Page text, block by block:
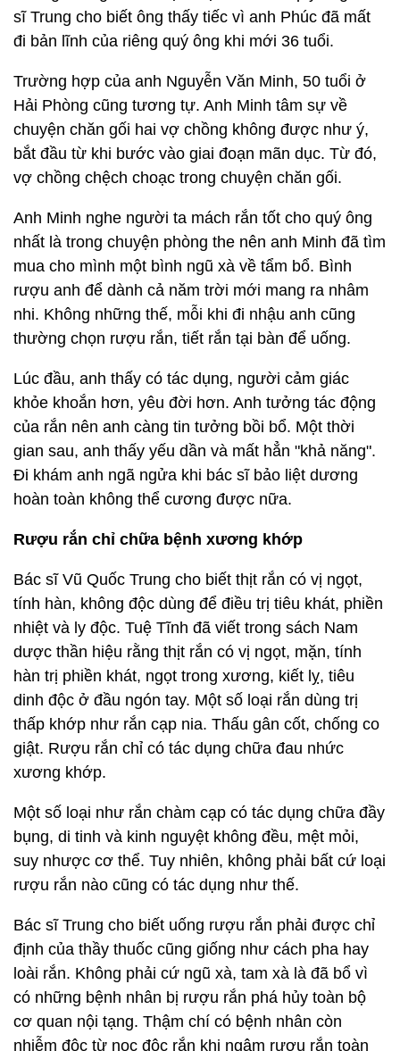
sĩ Trung cho biết ông thấy tiếc vì anh Phúc đã mất
đi bản lĩnh của riêng quý ông khi mới 36 tuổi.
Trường hợp của anh Nguyễn Văn Minh, 50 tuổi ở
Hải Phòng cũng tương tự. Anh Minh tâm sự về
chuyện chăn gối hai vợ chồng không được như ý,
bắt đầu từ khi bước vào giai đoạn mãn dục. Từ đó,
vợ chồng chệch choạc trong chuyện chăn gối.
Anh Minh nghe người ta mách rắn tốt cho quý ông
nhất là trong chuyện phòng the nên anh Minh đã tìm
mua cho mình một bình ngũ xà về tẩm bổ. Bình
rượu anh để dành cả năm trời mới mang ra nhâm
nhi. Không những thế, mỗi khi đi nhậu anh cũng
thường chọn rượu rắn, tiết rắn tại bàn để uống.
Lúc đầu, anh thấy có tác dụng, người cảm giác
khỏe khoắn hơn, yêu đời hơn. Anh tưởng tác động
của rắn nên anh càng tin tưởng bồi bổ. Một thời
gian sau, anh thấy yếu dần và mất hẳn "khả năng".
Đi khám anh ngã ngửa khi bác sĩ bảo liệt dương
hoàn toàn không thể cương được nữa.
Rượu rắn chỉ chữa bệnh xương khớp
Bác sĩ Vũ Quốc Trung cho biết thịt rắn có vị ngọt,
tính hàn, không độc dùng để điều trị tiêu khát, phiền
nhiệt và ly độc. Tuệ Tĩnh đã viết trong sách Nam
dược thần hiệu rằng thịt rắn có vị ngọt, mặn, tính
hàn trị phiền khát, ngọt trong xương, kiết lỵ, tiêu
dinh độc ở đầu ngón tay. Một số loại rắn dùng trị
thấp khớp như rắn cạp nia. Thấu gân cốt, chống co
giật. Rượu rắn chỉ có tác dụng chữa đau nhức
xương khớp.
Một số loại như rắn chàm cạp có tác dụng chữa đầy
bụng, di tinh và kinh nguyệt không đều, mệt mỏi,
suy nhược cơ thể. Tuy nhiên, không phải bất cứ loại
rượu rắn nào cũng có tác dụng như thế.
Bác sĩ Trung cho biết uống rượu rắn phải được chỉ
định của thầy thuốc cũng giống như cách pha hay
loài rắn. Không phải cứ ngũ xà, tam xà là đã bổ vì
có những bệnh nhân bị rượu rắn phá hủy toàn bộ
cơ quan nội tạng. Thậm chí có bệnh nhân còn
nhiễm độc từ nọc độc rắn khi ngâm rượu rắn toàn